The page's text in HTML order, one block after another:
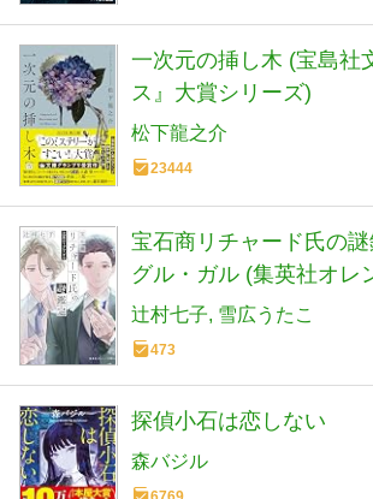
一次元の挿し木 (宝島社
ス』大賞シリーズ)
松下龍之介
23444
宝石商リチャード氏の
グル・ガル (集英社オレ
辻村七子 雪広うたこ
473
探偵小石は恋しない
森バジル